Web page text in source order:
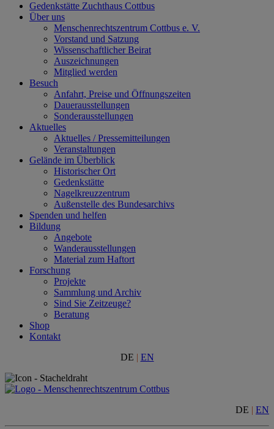
Gedenkstätte Zuchthaus Cottbus
Über uns
Menschenrechtszentrum Cottbus e. V.
Vorstand und Satzung
Wissenschaftlicher Beirat
Auszeichnungen
Mitglied werden
Besuch
Anfahrt, Preise und Öffnungszeiten
Dauerausstellungen
Sonderausstellungen
Aktuelles
Aktuelles / Pressemitteilungen
Veranstaltungen
Gelände im Überblick
Historischer Ort
Gedenkstätte
Nagelkreuzzentrum
Außenstelle des Bundesarchivs
Spenden und helfen
Bildung
Angebote
Wanderausstellungen
Material zum Haftort
Forschung
Projekte
Sammlung und Archiv
Sind Sie Zeitzeuge?
Beratung
Shop
Kontakt
DE | EN
DE | EN